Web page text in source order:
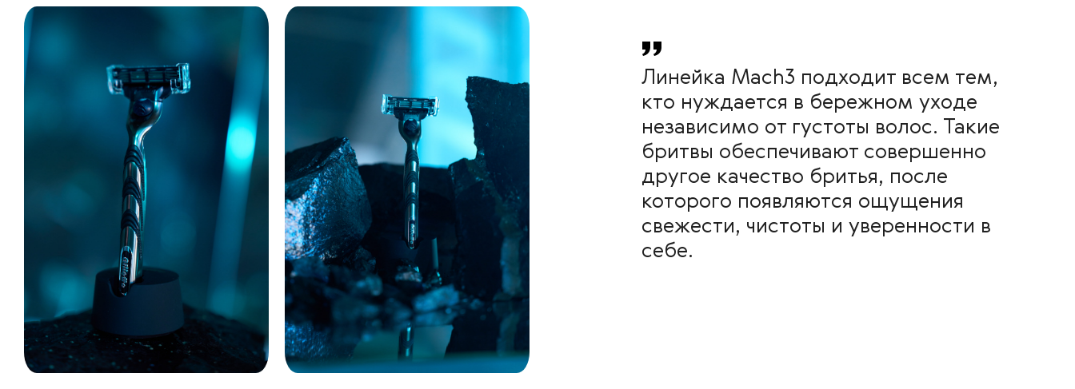
Линейка Mach3 подходит всем тем,
кто нуждается в бережном уходе
независимо от густоты волос. Такие
бритвы обеспечивают совершенно
другое качество бритья, после
которого появляются ощущения
свежести, чистоты и уверенности в
себе.